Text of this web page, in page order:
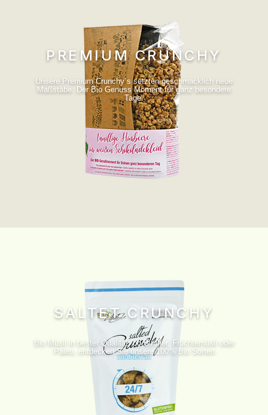
PREMIUM CRUNCHY
Unsere Premium Crunchy´s setzten geschmacklich neue
Maßstäbe. Der Bio Genuss Moment für ganz besondere
Tage.
SALTET CRUNCHY
Bio Müsli in bester Qualität, ob Bircher, Früchtemüsli oder
Paleo, entdecken Sie unsere 100% Bio Sorten